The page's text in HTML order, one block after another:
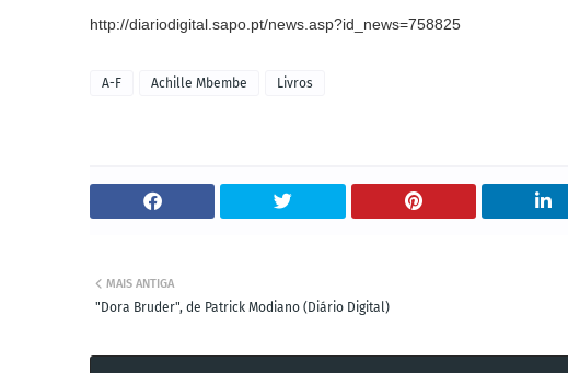
http://diariodigital.sapo.pt/news.asp?id_news=758825
A-F Achille Mbembe Livros
MAIS ANTIGA
"Dora Bruder", de Patrick Modiano (Diário Digital)